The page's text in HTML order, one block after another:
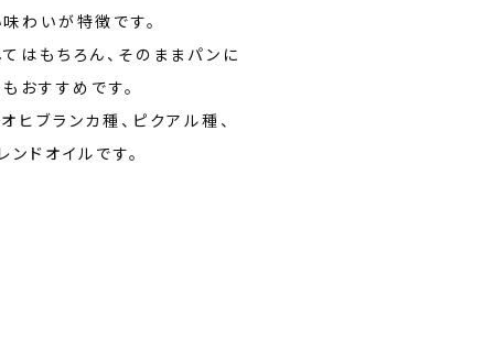
わいが特徴です。
はもちろん、そのままパンに
おすすめです。
ブランカ種、ピクアル種、
ドオイルです。